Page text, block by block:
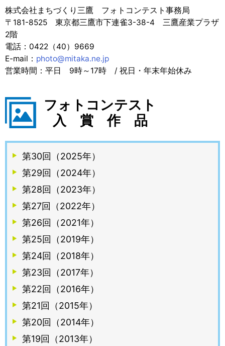
株式会社まちづくり三鷹 フォトコンテスト事務局
〒181-8525 東京都三鷹市下連雀3-38-4 三鷹産業プラザ
2階
電話：0422（40）9669
E-mail： photo@mitaka.ne.jp
営業時間：平日 9時～17時 / 祝日・年末年始休み
フォトコンテスト
入 賞 作 品
第30回（2025年）
第29回（2024年）
第28回（2023年）
第27回（2022年）
第26回（2021年）
第25回（2019年）
第24回（2018年）
第23回（2017年）
第22回（2016年）
第21回（2015年）
第20回（2014年）
第19回（2013年）